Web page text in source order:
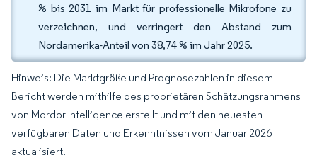
% bis 2031 im Markt für professionelle Mikrofone zu
verzeichnen, und verringert den Abstand zum
Nordamerika-Anteil von 38,74 % im Jahr 2025.
Hinweis: Die Marktgröße und Prognosezahlen in diesem
Bericht werden mithilfe des proprietären Schätzungsrahmens
von Mordor Intelligence erstellt und mit den neuesten
verfügbaren Daten und Erkenntnissen vom Januar 2026
aktualisiert.